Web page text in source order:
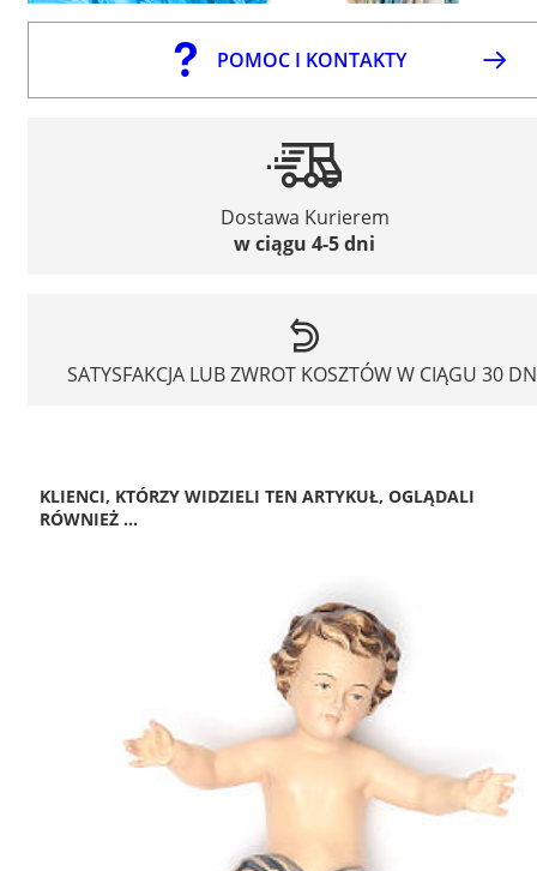
POMOC I KONTAKTY
Dostawa Kurierem
w ciągu 4-5 dni
SATYSFAKCJA LUB ZWROT KOSZTÓW W CIĄGU 30
KLIENCI, KTÓRZY WIDZIELI TEN ARTYKUŁ, OGLĄDALI
RÓWNIEŻ ...